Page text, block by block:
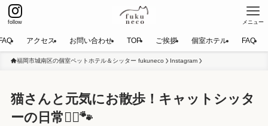
follow メニュー
アクセス お問い合わせ TOP ご挨拶 個室ホテル FAQ
福岡市城南区の個室ペットホテル＆シッター fukuneco Instagram
猫さんと元気にお散歩！キャットシッタ
ーの日常🚶‍♂️🐾